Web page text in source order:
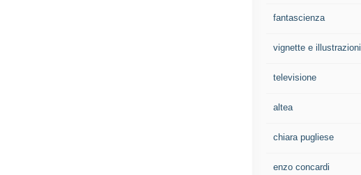
fantascienza
vignette e illustrazioni
televisione
altea
chiara pugliese
enzo concardi